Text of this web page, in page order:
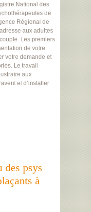
National des
de
Régional de
aux adultes
Les premiers
de votre
votre demande et
Le travail
aux
et d’installer
des psys
à